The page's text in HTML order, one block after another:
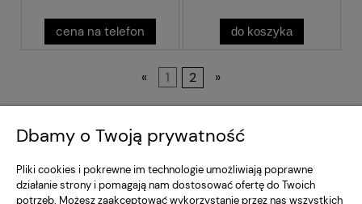
cena na telefon do koszyka
« 1 2 »
Dostawa i Płatność
Dbamy o Twoją prywatność
Pliki cookies i pokrewne im technologie umożliwiają poprawne
działanie strony i pomagają nam dostosować ofertę do Twoich
potrzeb. Możesz zaakceptować wykorzystanie przez nas wszystkich